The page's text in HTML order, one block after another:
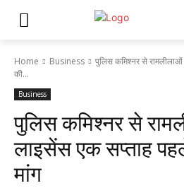
Home Business
पुलिस कमिश्नर से
की...
Business
पुलिस कमिश्नर से
लाइसेंस एक सप्ताह
मांग